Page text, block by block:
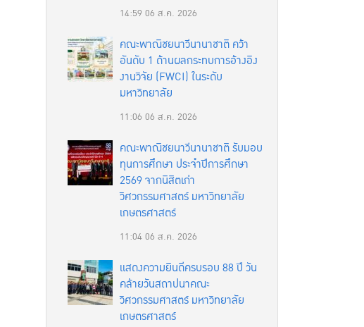
14:59 06 ส.ค. 2026
คณะพาณิชยนาวีนานาชาติ คว้า
อันดับ 1 ด้านผลกระทบการอ้างอิง
งานวิจัย (FWCI) ในระดับ
มหาวิทยาลัย
11:06 06 ส.ค. 2026
คณะพาณิชยนาวีนานาชาติ รับมอบ
ทุนการศึกษา ประจำปีการศึกษา
2569 จากนิสิตเก่า
วิศวกรรมศาสตร์ มหาวิทยาลัย
เกษตรศาสตร์
11:0406 ส.ค. 2026
แสดงความยินดีครบรอบ 88 ปี วัน
คล้ายวันสถาปนาคณะ
วิศวกรรมศาสตร์ มหาวิทยาลัย
เกษตรศาสตร์